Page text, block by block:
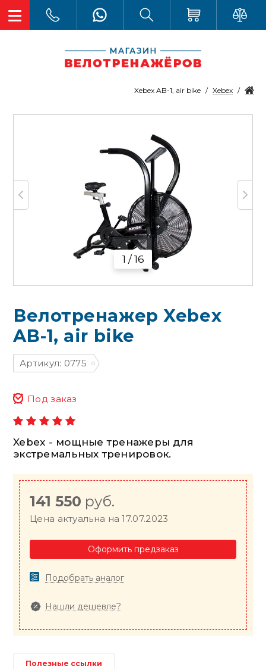
Xebex
Xebex AB-1, air bike
1 / 16
Велотренажер Xebex
AB-1, air bike
Артикул: 0775
Под заказ
Xebex - мощные тренажеры для
экстремальных тренировок.
141 550 руб.
Цена актуальна на 17.07.2023
Оформить предзаказ
Подобрать аналог
Нашли дешевле?
Полезные ссылки